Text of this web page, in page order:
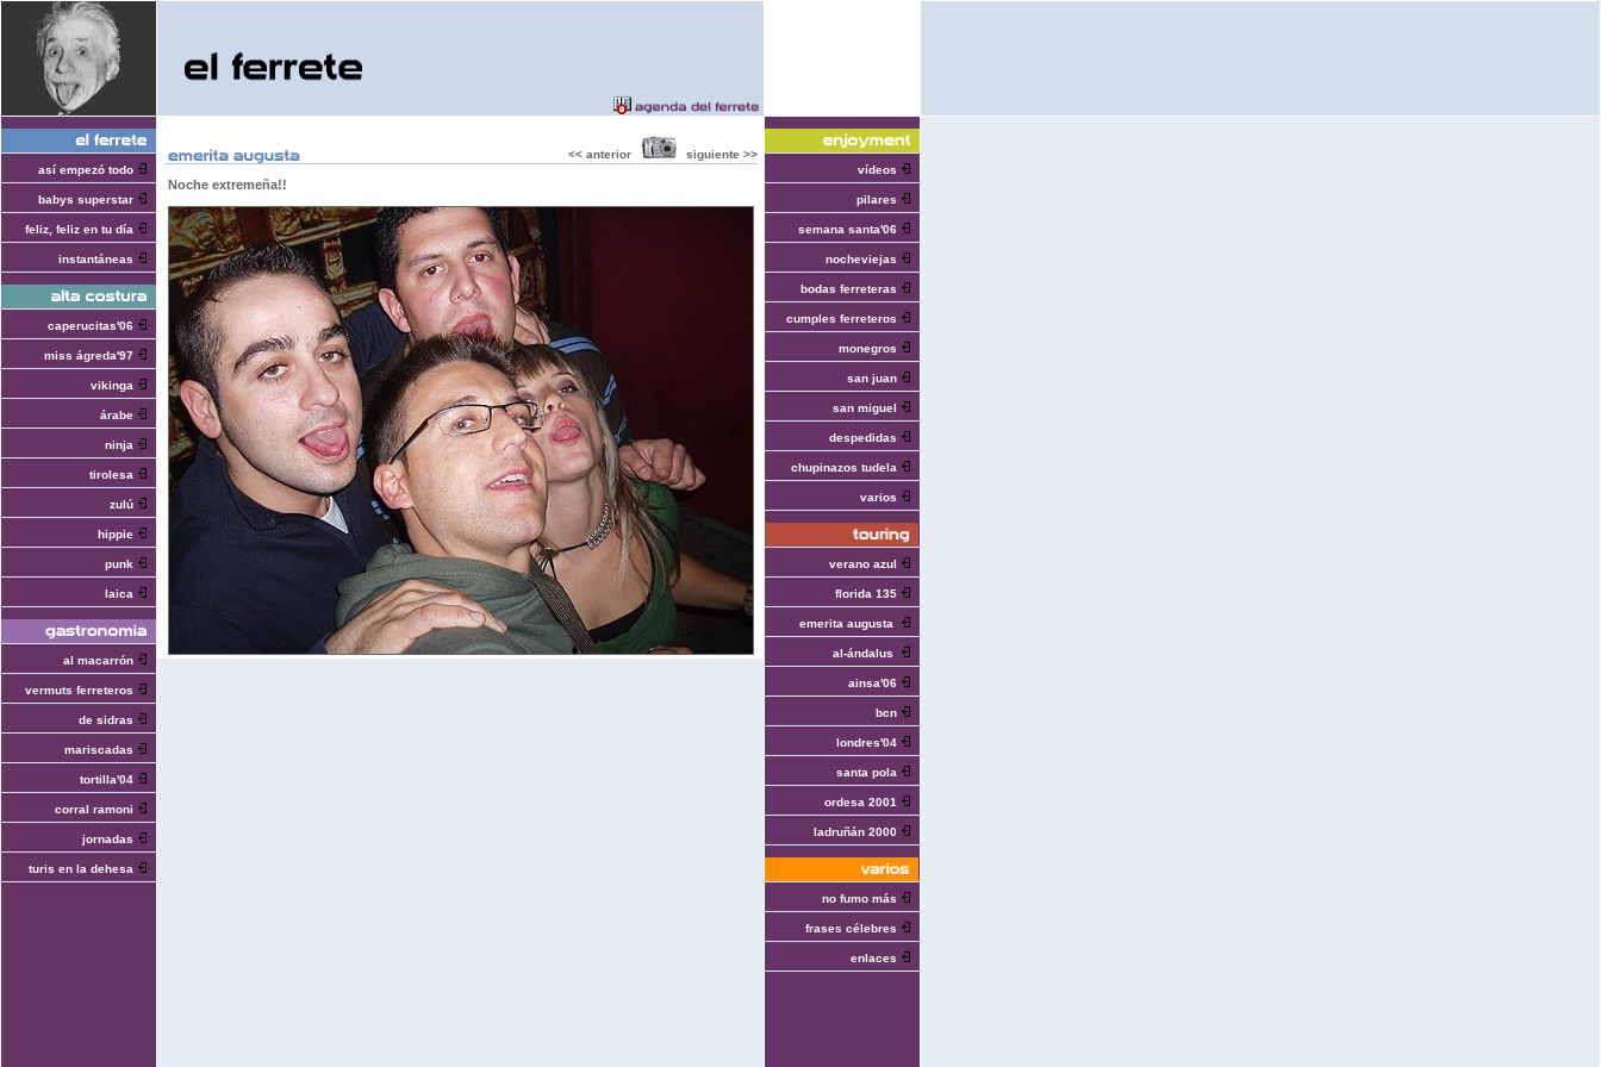
así empezó todo
babys superstar
feliz, feliz en tu día
instantáneas
caperucitas'06
miss ágreda'97
vikinga
árabe
ninja
tirolesa
zulú
hippie
punk
laica
al macarrón
vermuts ferreteros
de sidras
mariscadas
tortilla'04
corral ramoni
jornadas
turis en la dehesa
<< anterior siguiente >>
Noche extremeña!!
vídeos
pilares
semana santa'06
nocheviejas
bodas ferreteras
cumples ferreteros
monegros
san juan
san miguel
despedidas
chupinazos tudela
varios
verano azul
florida 135
emerita augusta
al-ándalus
ainsa'06
bcn
londres'04
santa pola
ordesa 2001
ladruñán 2000
no fumo más
frases célebres
enlaces